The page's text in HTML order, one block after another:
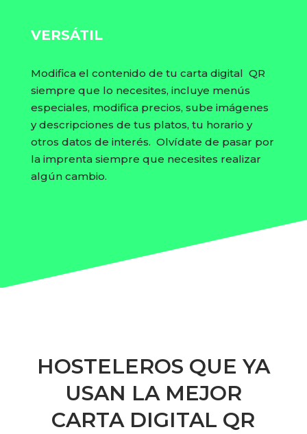
VERSÁTIL
Modifica el contenido de tu carta digital QR
siempre que lo necesites, incluye menús
especiales, modifica precios, sube imágenes
y descripciones de tus platos, tu horario y
otros datos de interés. Olvídate de pasar por
la imprenta siempre que necesites realizar
algún cambio.
HOSTELEROS QUE YA
USAN LA MEJOR
CARTA DIGITAL QR